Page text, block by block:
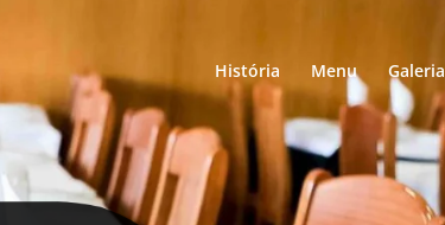
História Menu Galeria